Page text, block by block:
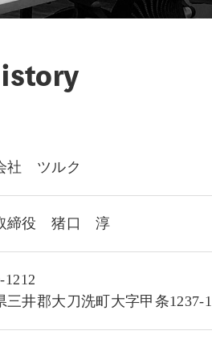
社 ツルク
締役 猪口 淳
1212
三井郡大刀洗町大字甲条1237-1